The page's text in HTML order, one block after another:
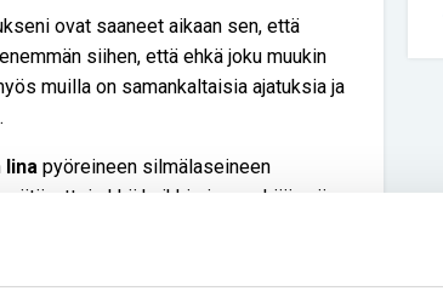
ovat saaneet aikaan sen, että
siihen, että ehkä joku muukin
muilla on samankaltaisia ajatuksia ja
Iina pyöreineen silmälaseineen
ettei ehkä kaikki ei menekään niin